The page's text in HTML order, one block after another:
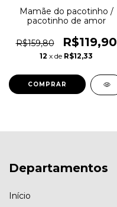
Mamãe do pacotinho /
pacotinho de amor
R$159,80 R$119,90
12 x de R$12,33
COMPRAR
Departamentos
Início